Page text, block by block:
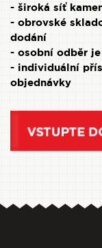
- široká síť
- obrovské
dodání
- osobní odběr je
- individuální
objednávky